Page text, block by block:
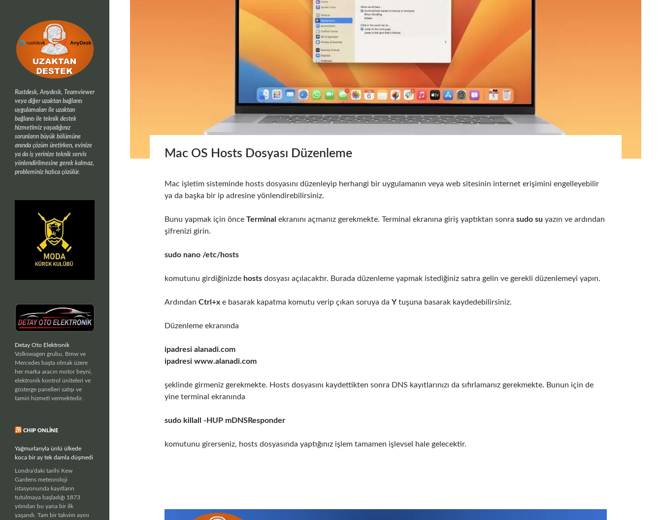
Mac OS Hosts Dosyası Düzenleme
Mac işletim sisteminde hosts dosyasını düzenleyip herhangi bir uygulamanın veya web sitesinin internet erişimini engelleyebilir
ya da başka bir ip adresine yönlendirebilirsiniz.
Bunu yapmak için önceTerminal ekranını açmanız gerekmekte. Terminal ekranına giriş yaptıktan sonrasudo su yazın ve ardından
şifrenizi girin.
sudo nano /etc/hosts
komutunu girdiğinizde hosts dosyası açılacaktır. Burada düzenleme yapmak istediğiniz satıra gelin ve gerekli düzenlemeyi yapın.
ArdındanCtrl+x e basarak kapatma komutu verip çıkan soruya daYtuşuna basarak kaydedebilirsiniz.
Düzenleme ekranında
ipadresi alanadi.com
ipadresi www.alanadi.com
şeklinde girmeniz gerekmekte. Hosts dosyasını kaydettikten sonra DNS kayıtlarınızı da sıfırlamanız gerekmekte. Bunun için de
yine terminal ekranında
sudo killall -HUP mDNSResponder
komutunu girerseniz, hosts dosyasında yaptığınız işlem tamamen işlevsel hale gelecektir.
Rustdesk, Anydesk, Teamviewer
veya diğer uzaktan bağlantı
uygulamaları ile uzaktan
bağlantı ile teknik destek
hizmetimiz yaşadığınız
sorunların büyük bölümüne
anında çözüm üretirken, evinize
ya da iş yerinize teknik servis
yönlendirilmesine gerek kalmaz,
probleminiz hızlıca çözülür.
Detay Oto Elektronik
Volkswagen grubu, Bmw ve
Mercedes başta olmak üzere
her marka aracın motor beyni,
elektronik kontrol üniteleri ve
gösterge panelleri satışı ve
tamiri hizmeti vermektedir.
CHIP ONLINE
Yağmurlarıyla ünlü ülkede
koca bir ay tek damla düşmedi
Londra'daki tarihi Kew
Gardens meteoroloji
istasyonunda kayıtların
tutulmaya başladığı 1873
yılından bu yana bir ilk
yaşandı. Tam bir takvim ayını